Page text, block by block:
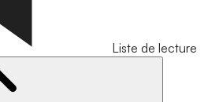
Liste de lecture